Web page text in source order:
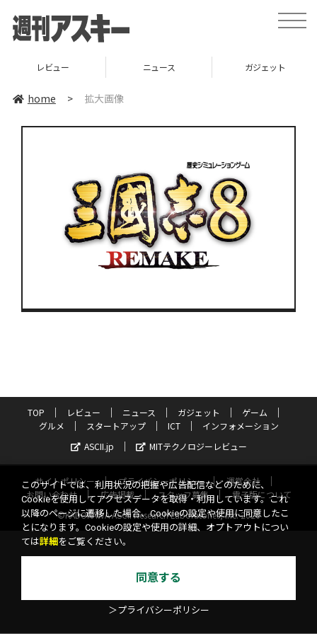
toggle
レビュー ニュース ガジェット
home > 拡大画像
TOP レビュー ニュース ガジェット
ゲーム
グルメ
スタートアップ ICT
インフォメーション
ASCII.jp
MITテクノロジーレビュー
サイトポリシー プライバシーポリシー
運営会社
お問い合わせ
広告掲載 スタッフ募集
電子版について
©KADOKAWA ASCII Research Laboratories, Inc. 2026
このサイトでは、利用状況の把握や広告配信などのために、
Cookieを使用してアクセスデータを取得・利用しています。これ
以降のページに遷移した場合、Cookieの設定や使用に同意したこ
とになります。Cookieの設定や使用の詳細、オプトアウトについ
ては詳細 をご覧ください。
同意する
＞プライバシーポリシー